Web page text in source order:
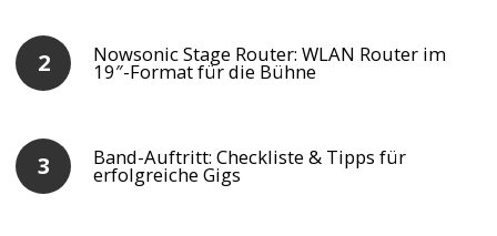
Nowsonic Stage Router: WLAN Router im
19″-Format für die Bühne
Band-Auftritt: Checkliste & Tipps für
erfolgreiche Gigs